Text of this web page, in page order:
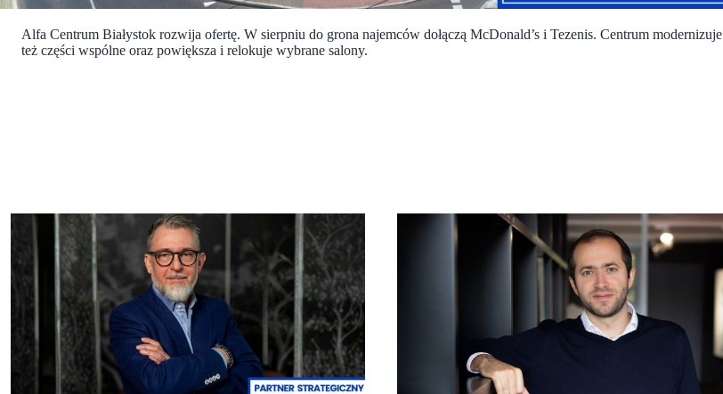
Alfa Centrum Białystok rozwija ofertę. W sierpniu do grona najemców dołączą McDonald’s i Tezenis. Centrum modernizuje
też części wspólne oraz powiększa i relokuje wybrane salony.